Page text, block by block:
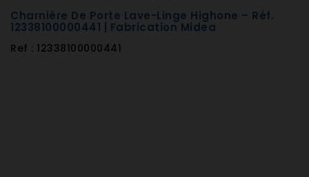
Charnière De Porte Lave-Linge Highone – Réf.
12338100000441 | Fabrication Midea
Ref : 12338100000441